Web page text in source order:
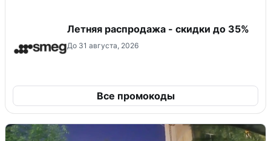
Летняя распродажа - скидки до 35%
До 31 августа, 2026
Все промокоды